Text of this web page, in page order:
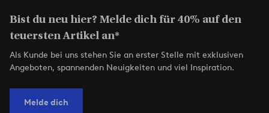
Bist du neu hier? Melde dich für 40% auf den
teuersten Artikel an*
Als Kunde bei uns stehen Sie an erster Stelle mit exklusiven
Angeboten, spannenden Neuigkeiten und viel Inspiration.
Melde dich